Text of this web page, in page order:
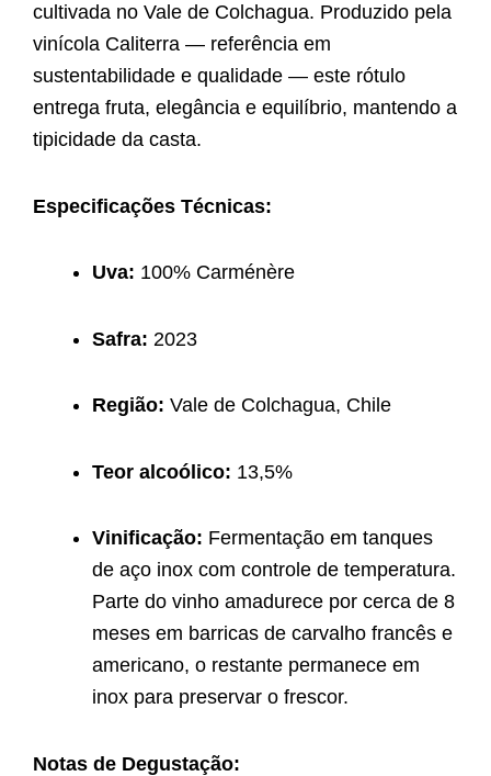
cultivada no Vale de Colchagua. Produzido pela
vinícola Caliterra — referência em
sustentabilidade e qualidade — este rótulo
entrega fruta, elegância e equilíbrio, mantendo a
tipicidade da casta.
Especificações Técnicas:
Uva: 100% Carménère
Safra: 2023
Região: Vale de Colchagua, Chile
Teor alcoólico: 13,5%
Vinificação: Fermentação em tanques
de aço inox com controle de temperatura.
Parte do vinho amadurece por cerca de 8
meses em barricas de carvalho francês e
americano, o restante permanece em
inox para preservar o frescor.
Notas de Degustação: